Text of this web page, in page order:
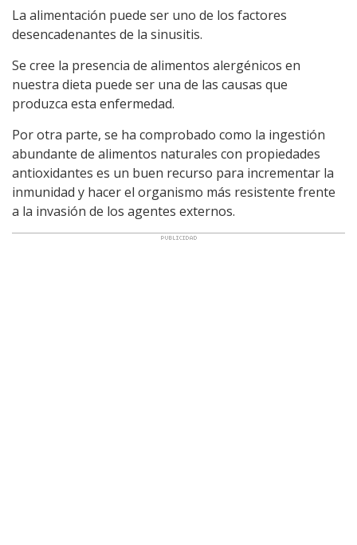
La alimentación puede ser uno de los factores
desencadenantes de la sinusitis.
Se cree la presencia de alimentos alergénicos en
nuestra dieta puede ser una de las causas que
produzca esta enfermedad.
Por otra parte, se ha comprobado como la ingestión
abundante de alimentos naturales con propiedades
antioxidantes es un buen recurso para incrementar la
inmunidad y hacer el organismo más resistente frente
a la invasión de los agentes externos.